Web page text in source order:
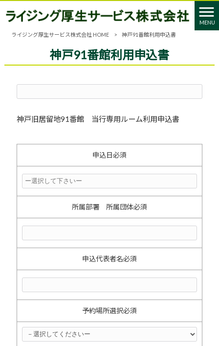
MENU
ライジング厚生サービス株式会社 HOME
> 神戸91番館利用申込書
神戸91番館利用申込書
神戸旧居留地91番館 当行専用ルーム利用申込書
申込日必須
所属部署 所属団体必須
申込代表者名必須
予約場所選択必須